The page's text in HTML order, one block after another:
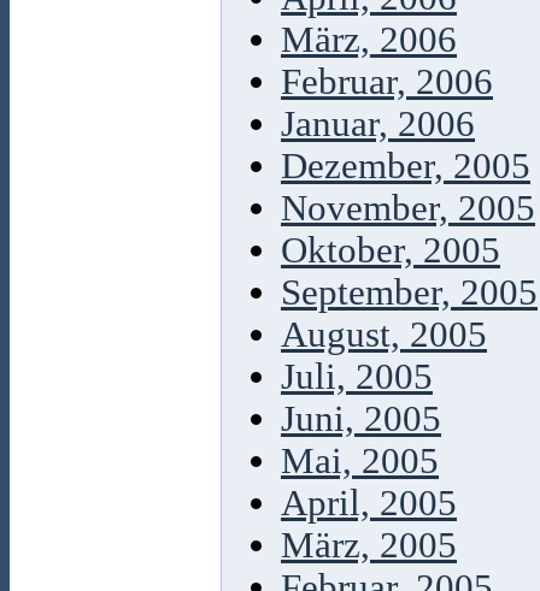
März, 2006
Februar, 2006
Januar, 2006
Dezember, 2005
November, 2005
Oktober, 2005
September, 2005
August, 2005
Juli, 2005
Juni, 2005
Mai, 2005
April, 2005
März, 2005